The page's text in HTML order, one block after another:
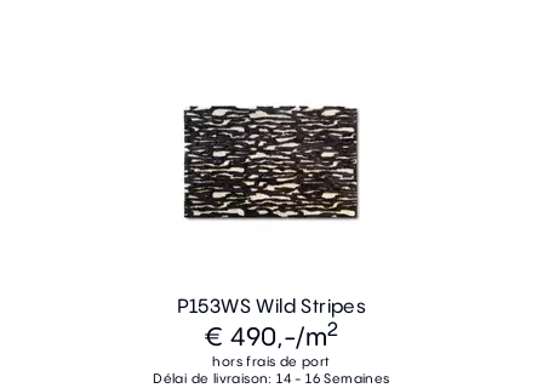
P153WS Wild Stripes
€ 490,-/m2
hors frais de port
Délai de livraison: 14 - 16 Semaines